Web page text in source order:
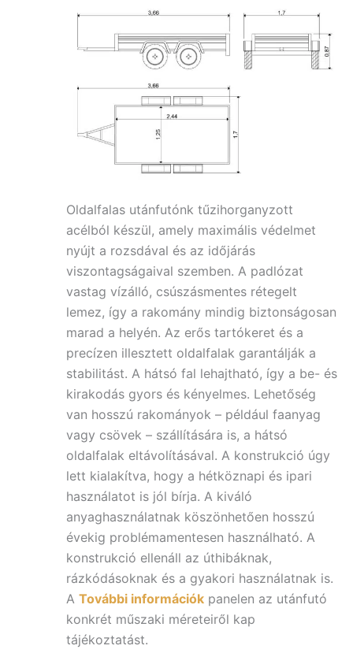
Oldalfalas utánfutónk tűzihorganyzott
acélból készül, amely maximális védelmet
nyújt a rozsdával és az időjárás
viszontagságaival szemben. A padlózat
vastag vízálló, csúszásmentes rétegelt
lemez, így a rakomány mindig biztonságosan
marad a helyén. Az erős tartókeret és a
precízen illesztett oldalfalak garantálják a
stabilitást. A hátsó fal lehajtható, így a be- és
kirakodás gyors és kényelmes. Lehetőség
van hosszú rakományok – például faanyag
vagy csövek – szállítására is, a hátsó
oldalfalak eltávolításával. A konstrukció úgy
lett kialakítva, hogy a hétköznapi és ipari
használatot is jól bírja. A kiváló
anyaghasználatnak köszönhetően hosszú
évekig problémamentesen használható. A
konstrukció ellenáll az úthibáknak,
rázkódásoknak és a gyakori használatnak is.
A További információkpanelen az utánfutó
konkrét műszaki méreteiről kap
tájékoztatást.